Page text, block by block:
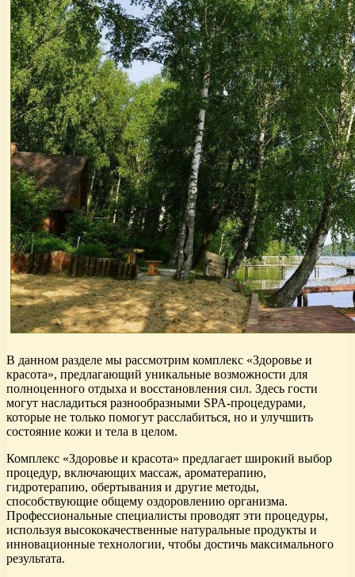
В данном разделе мы рассмотрим комплекс «Здоровье и
красота», предлагающий уникальные возможности для
полноценного отдыха и восстановления сил. Здесь гости
могут насладиться разнообразными SPA-процедурами,
которые не только помогут расслабиться, но и улучшить
состояние кожи и тела в целом.
Комплекс «Здоровье и красота» предлагает широкий выбор
процедур, включающих массаж, ароматерапию,
гидротерапию, обертывания и другие методы,
способствующие общему оздоровлению организма.
Профессиональные специалисты проводят эти процедуры,
используя высококачественные натуральные продукты и
инновационные технологии, чтобы достичь максимального
результата.